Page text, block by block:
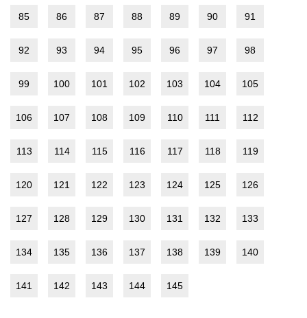
85 86 87 88 89 90 91
92 93 94 95 96 97 98
99 100 101 102 103 104 105
106 107 108 109 110 111 112
113 114 115 116 117 118 119
120 121 122 123 124 125 126
127 128 129 130 131 132 133
134 135 136 137 138 139 140
141 142 143 144 145